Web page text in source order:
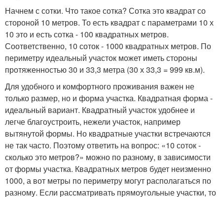
Начнем с сотки. Что такое сотка? Сотка это квадрат со
стороной 10 метров. То есть квадрат с параметрами 10 х
10 это и есть сотка - 100 квадратных метров.
Соответственно, 10 соток - 1000 квадратных метров. По
периметру идеальный участок может иметь стороны
протяженностью 30 и 33,3 метра (30 х 33,3 = 999 кв.м).
Для удобного и комфортного проживания важен не
только размер, но и форма участка. Квадратная форма -
идеальный вариант. Квадратный участок удобнее и
легче благоустроить, нежели участок, например
вытянутой формы. Но квадратные участки встречаются
не так часто. Поэтому ответить на вопрос: «10 соток -
сколько это метров?» можно по разному, в зависимости
от формы участка. Квадратных метров будет неизменно
1000, а вот метры по периметру могут располагаться по
разному. Если рассматривать прямоугольные участки, то